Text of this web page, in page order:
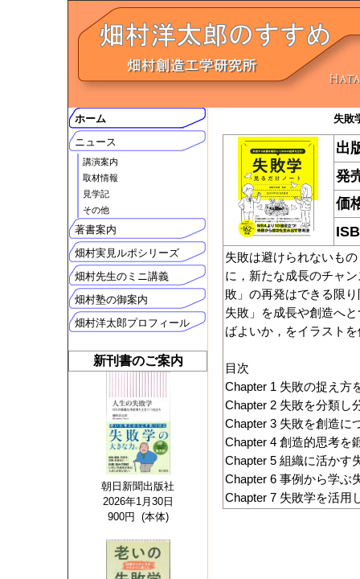
ホーム
ニュース
講演案内
取材情報
見学記
その他
著書案内
畑村実見ルポシリーズ
畑村先生のミニ講義
畑村塾の御案内
畑村洋太郎プロフィール
新刊書のご案内
朝日新聞出版社
2026年1月30日
900円 (本体)
失敗
出
発
価
失敗は避けられないも
に，新たな成長のチャ
敗」の再発はできる限
失敗」を成長や創造へ
ばよいか，をイラスト
目次
Chapter 1 失敗の捉え方
Chapter 2 失敗を分類し
Chapter 3 失敗を創造に
Chapter 4 創造的思考を
Chapter 5 組織に活かす
Chapter 6 事例から学ぶ
Chapter 7 失敗学を活用